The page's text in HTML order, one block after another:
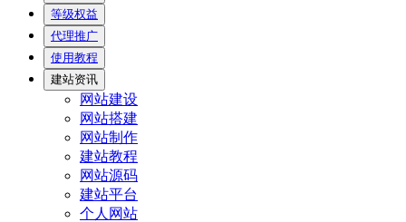
等级权益
代理推广
使用教程
建站资讯
网站建设
网站搭建
网站制作
建站教程
网站源码
建站平台
个人网站